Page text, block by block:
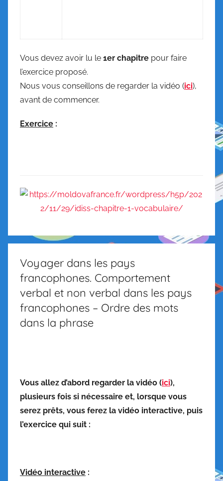
Vous devez avoir lu le 1er chapitre pour faire
l’exercice proposé.
Nous vous conseillons de regarder la vidéo (ici),
avant de commencer.
Exercice :
Voyager dans les pays
francophones. Comportement
verbal et non verbal dans les pays
francophones – Ordre des mots
dans la phrase
Vous allez d’abord regarder la vidéo (ici),
plusieurs fois si nécessaire et, lorsque vous
serez prêts, vous ferez la vidéo interactive, puis
l’exercice qui suit :
Vidéo interactive :